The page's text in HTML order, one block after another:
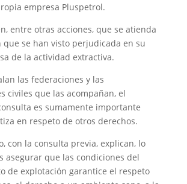
empresa Pluspetrol.
entre otras acciones, que se atienda
que se han visto perjudicada en su
de la actividad extractiva.
las federaciones y las
civiles que las acompañan, el
es sumamente importante
en respeto de otros derechos.
con la consulta previa, explican, lo
asegurar que las condiciones del
de explotación garantice el respeto